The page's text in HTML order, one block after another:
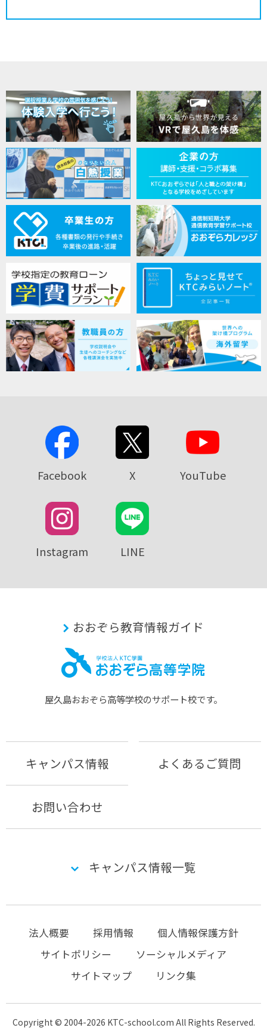
Facebook X YouTube
Instagram LINE
おおぞら教育情報ガイド
屋久島おおぞら⾼等学校のサポート校です。
キャンパス情報 よくあるご質問
お問い合わせ
キャンパス情報一覧
法人概要 採用情報
個人情報保護方針
サイトポリシー
ソーシャルメディア
サイトマップ
リンク集
Copyright © 2004-2026 KTC-school.com All Rights Reserved.